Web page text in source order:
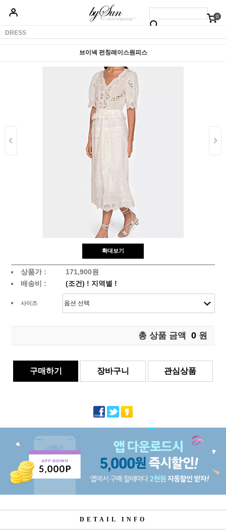
0
베스트50
DRESS
브이넥 펀칭레이스원피스
확대보기
상품가 :
171,900원
배송비 :
(조건) ! 지역별 !
사이즈
총 상품 금액 0 원
구매하기 장바구니 관심상품
DETAIL INFO